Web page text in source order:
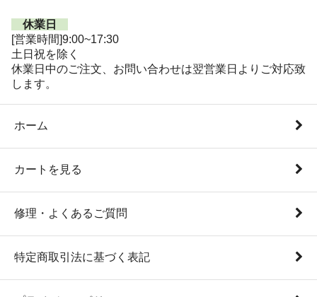
休業日
[営業時間]9:00~17:30
土日祝を除く
休業日中のご注文、お問い合わせは翌営業日よりご対応致
します。
ホーム
カートを見る
修理・よくあるご質問
特定商取引法に基づく表記